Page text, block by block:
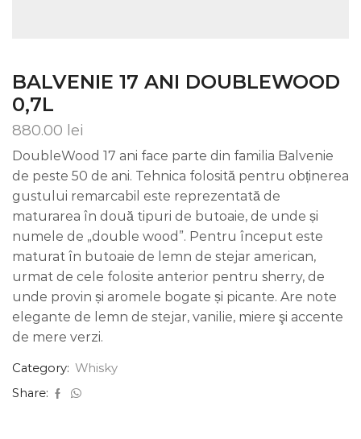
BALVENIE 17 ANI DOUBLEWOOD
0,7L
880.00 lei
DoubleWood 17 ani face parte din familia Balvenie
de peste 50 de ani. Tehnica folosită pentru obținerea
gustului remarcabil este reprezentată de
maturarea în două tipuri de butoaie, de unde și
numele de „double wood”. Pentru început este
maturat în butoaie de lemn de stejar american,
urmat de cele folosite anterior pentru sherry, de
unde provin și aromele bogate și picante. Are note
elegante de lemn de stejar, vanilie, miere şi accente
de mere verzi.
Category: Whisky
Share: